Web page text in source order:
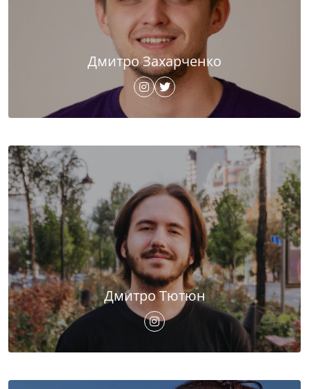
Дмитро Захарченко
Дмитро Тютюн